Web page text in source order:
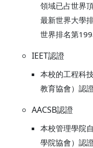
領域已占世界
最新世界大學
世界排名第199
IEET認證
本校的工程科
教育協會）認證
AACSB認證
本校管理學院
學院協會）認